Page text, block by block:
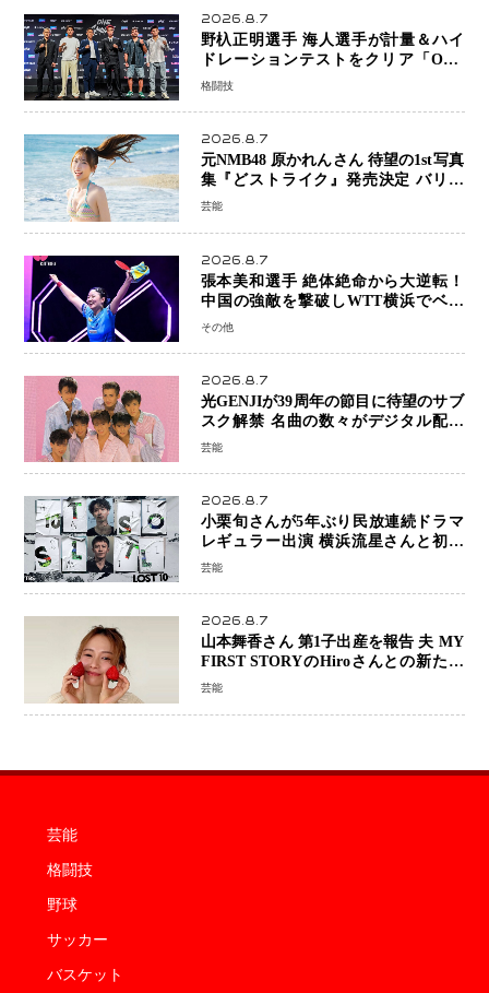
2026.8.7
野杁正明選手 海人選手が計量＆ハイ
ドレーションテストをクリア「ONE
SAMURAI 2」決戦へ万全の準備整う
格闘技
2026.8.7
元NMB48 原かれんさん 待望の1st写真
集『どストライク』発売決定 バリで
魅せる25歳の新境地
芸能
2026.8.7
張本美和選手 絶体絶命から大逆転！
中国の強敵を撃破しWTT横浜でベス
ト8進出
その他
2026.8.7
光GENJIが39周年の節目に待望のサブ
スク解禁 名曲の数々がデジタル配信
へ 40周年へ向け1年間で全作品を順次
芸能
2026.8.7
小栗旬さんが5年ぶり民放連続ドラマ
レギュラー出演 横浜流星さんと初共
演『LOST10』で異色バディ結成
芸能
2026.8.7
山本舞香さん 第1子出産を報告 夫 MY
FIRST STORYのHiroさんとの新たな
家族生活「母子ともに健康」
芸能
芸能
格闘技
野球
サッカー
バスケット